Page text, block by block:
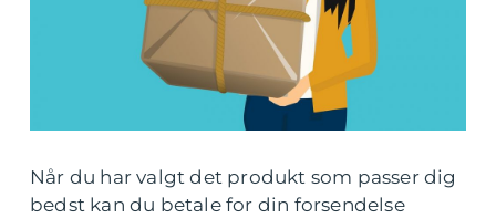
Når du har valgt det produkt som passer dig
bedst kan du betale for din forsendelse